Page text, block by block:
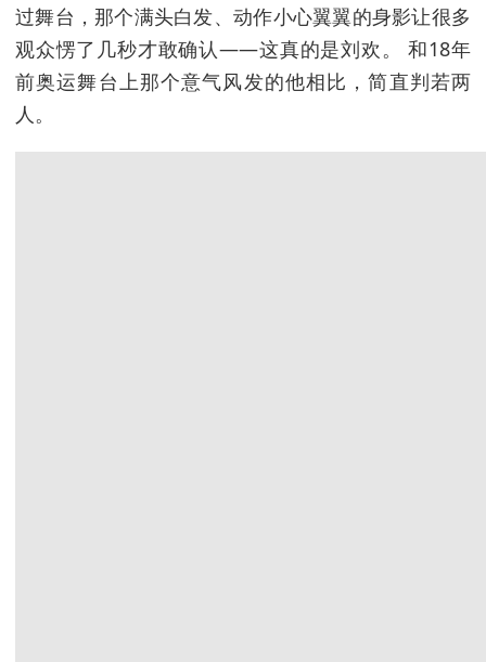
过舞台，那个满头白发、动作小心翼翼的身影让很多
观众愣了几秒才敢确认——这真的是刘欢。 和18年
前奥运舞台上那个意气风发的他相比，简直判若两
人。